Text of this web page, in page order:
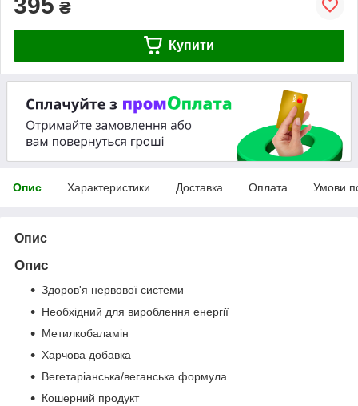
₴
Купити
Опис Характеристики Доставка Оплата Умови
Опис
Опис
Здоров'я нервової системи
Необхідний для вироблення енергії
Метилкобаламін
Харчова добавка
Вегетаріанська/веганська формула
Кошерний продукт